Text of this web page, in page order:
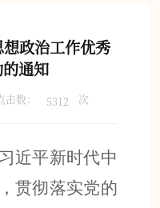
政治工作优秀
通知
击数： 5312 次
近平新时代中
贯彻落实党的